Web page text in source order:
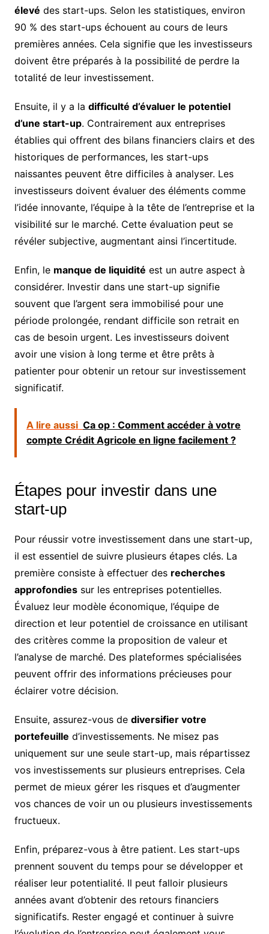
élevé des start-ups. Selon les statistiques, environ
90 % des start-ups échouent au cours de leurs
premières années. Cela signifie que les investisseurs
doivent être préparés à la possibilité de perdre la
totalité de leur investissement.
Ensuite, il y a la difficulté d’évaluer le potentiel
d’une start-up. Contrairement aux entreprises
établies qui offrent des bilans financiers clairs et des
historiques de performances, les start-ups
naissantes peuvent être difficiles à analyser. Les
investisseurs doivent évaluer des éléments comme
l’idée innovante, l’équipe à la tête de l’entreprise et la
visibilité sur le marché. Cette évaluation peut se
révéler subjective, augmentant ainsi l’incertitude.
Enfin, le manque de liquidité est un autre aspect à
considérer. Investir dans une start-up signifie
souvent que l’argent sera immobilisé pour une
période prolongée, rendant difficile son retrait en
cas de besoin urgent. Les investisseurs doivent
avoir une vision à long terme et être prêts à
patienter pour obtenir un retour sur investissement
significatif.
A lire aussi Ca op : Comment accéder à votre
compte Crédit Agricole en ligne facilement ?
Étapes pour investir dans une
start-up
Pour réussir votre investissement dans une start-up,
il est essentiel de suivre plusieurs étapes clés. La
première consiste à effectuer des recherches
approfondiessur les entreprises potentielles.
Évaluez leur modèle économique, l’équipe de
direction et leur potentiel de croissance en utilisant
des critères comme la proposition de valeur et
l’analyse de marché. Des plateformes spécialisées
peuvent offrir des informations précieuses pour
éclairer votre décision.
Ensuite, assurez-vous de diversifier votre
portefeuille d’investissements. Ne misez pas
uniquement sur une seule start-up, mais répartissez
vos investissements sur plusieurs entreprises. Cela
permet de mieux gérer les risques et d’augmenter
vos chances de voir un ou plusieurs investissements
fructueux.
Enfin, préparez-vous à être patient. Les start-ups
prennent souvent du temps pour se développer et
réaliser leur potentialité. Il peut falloir plusieurs
années avant d’obtenir des retours financiers
significatifs. Rester engagé et continuer à suivre